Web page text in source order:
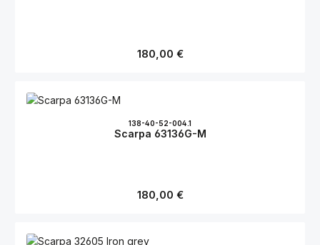
Regulärer Preis:
180,00 €
138-40-52-004.1
Scarpa 63136G-M
Regulärer Preis:
180,00 €